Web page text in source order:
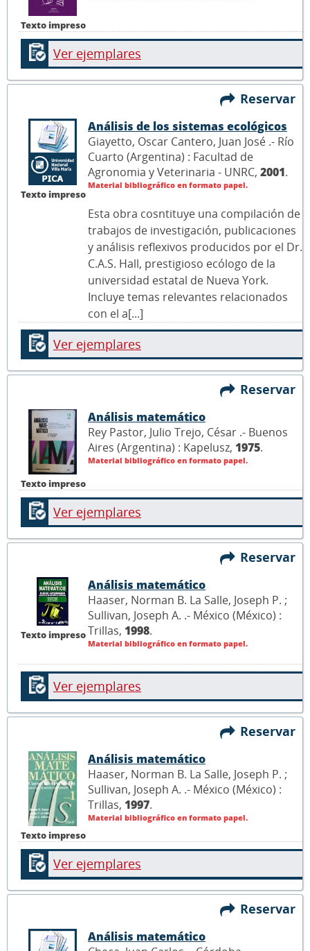
Texto impreso
Ver ejemplares
Reservar
Texto impreso
Análisis de los sistemas ecológicos
Giayetto, Oscar Cantero, Juan José .- Río
Cuarto (Argentina) : Facultad de
Agronomia y Veterinaria - UNRC, 2001.
Material bibliográfico en formato papel.
Esta obra cosntituye una compilación de
trabajos de investigación, publicaciones
y análisis reflexivos producidos por el Dr.
C.A.S. Hall, prestigioso ecólogo de la
universidad estatal de Nueva York.
Incluye temas relevantes relacionados
con el a[...]
Ver ejemplares
Reservar
Texto impreso
Análisis matemático
Rey Pastor, Julio Trejo, César .- Buenos
Aires (Argentina) : Kapelusz, 1975.
Material bibliográfico en formato papel.
Ver ejemplares
Reservar
Texto impreso
Análisis matemático
Haaser, Norman B. La Salle, Joseph P. ;
Sullivan, Joseph A. .- México (México) :
Trillas, 1998.
Material bibliográfico en formato papel.
Ver ejemplares
Reservar
Texto impreso
Análisis matemático
Haaser, Norman B. La Salle, Joseph P. ;
Sullivan, Joseph A. .- México (México) :
Trillas, 1997.
Material bibliográfico en formato papel.
Ver ejemplares
Reservar
Análisis matemático